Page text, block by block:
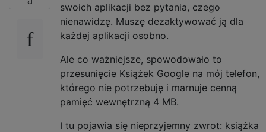
swoich aplikacji bez pytania, czego
nienawidzę. Muszę dezaktywować ją dla
każdej aplikacji osobno.
Ale co ważniejsze, spowodowało to
przesunięcie Książek Google na mój telefon,
którego nie potrzebuję i marnuje cenną
pamięć wewnętrzną 4 MB.
I tu pojawia się nieprzyjemny zwrot: książka